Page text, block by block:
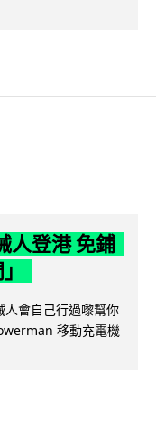
人登港 免鋪
人會自己行過嚟幫你
移動充電機